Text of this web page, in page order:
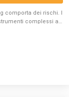
comporta dei rischi. I
complessi ad